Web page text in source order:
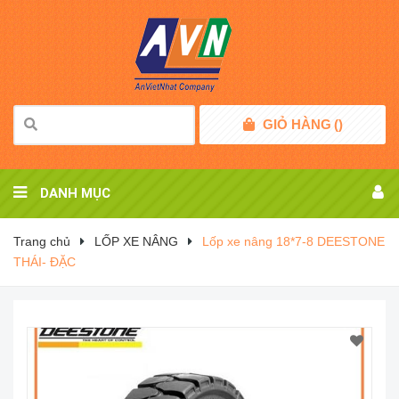
GIỎ HÀNG ()
DANH MỤC
Trang chủ LỐP XE NÂNG
Lốp xe nâng 18*7-8 DEESTONE
THÁI- ĐẶC